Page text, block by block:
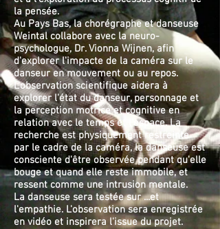
la pensée.
Au Pays Bas, la chorégraphe et danseuse
Weintal collabore avec la neuro-
psychologue, Dr. Vionna Wijnen, afin
d'explorer l'impacte de la caméra sur le
danseur en mouvement ou au repos.
L'observation scientifique aidera à
explorer l'état du danseur, personnage et
la perception motrice et cognitive en
relation avec le temps et l'espace. La
recherche est physiquement restreinte
par le cadre de la caméra, la danseuse est
consciente d'être observée pendant qu'elle
bouge et quand elle reste immobile, et
ressent comme une intrusion mentale.
La danseuse sera testée sur ...et
l'empathie. L'observation sera enregistrée
en vidéo et inspirera l'issue du projet.